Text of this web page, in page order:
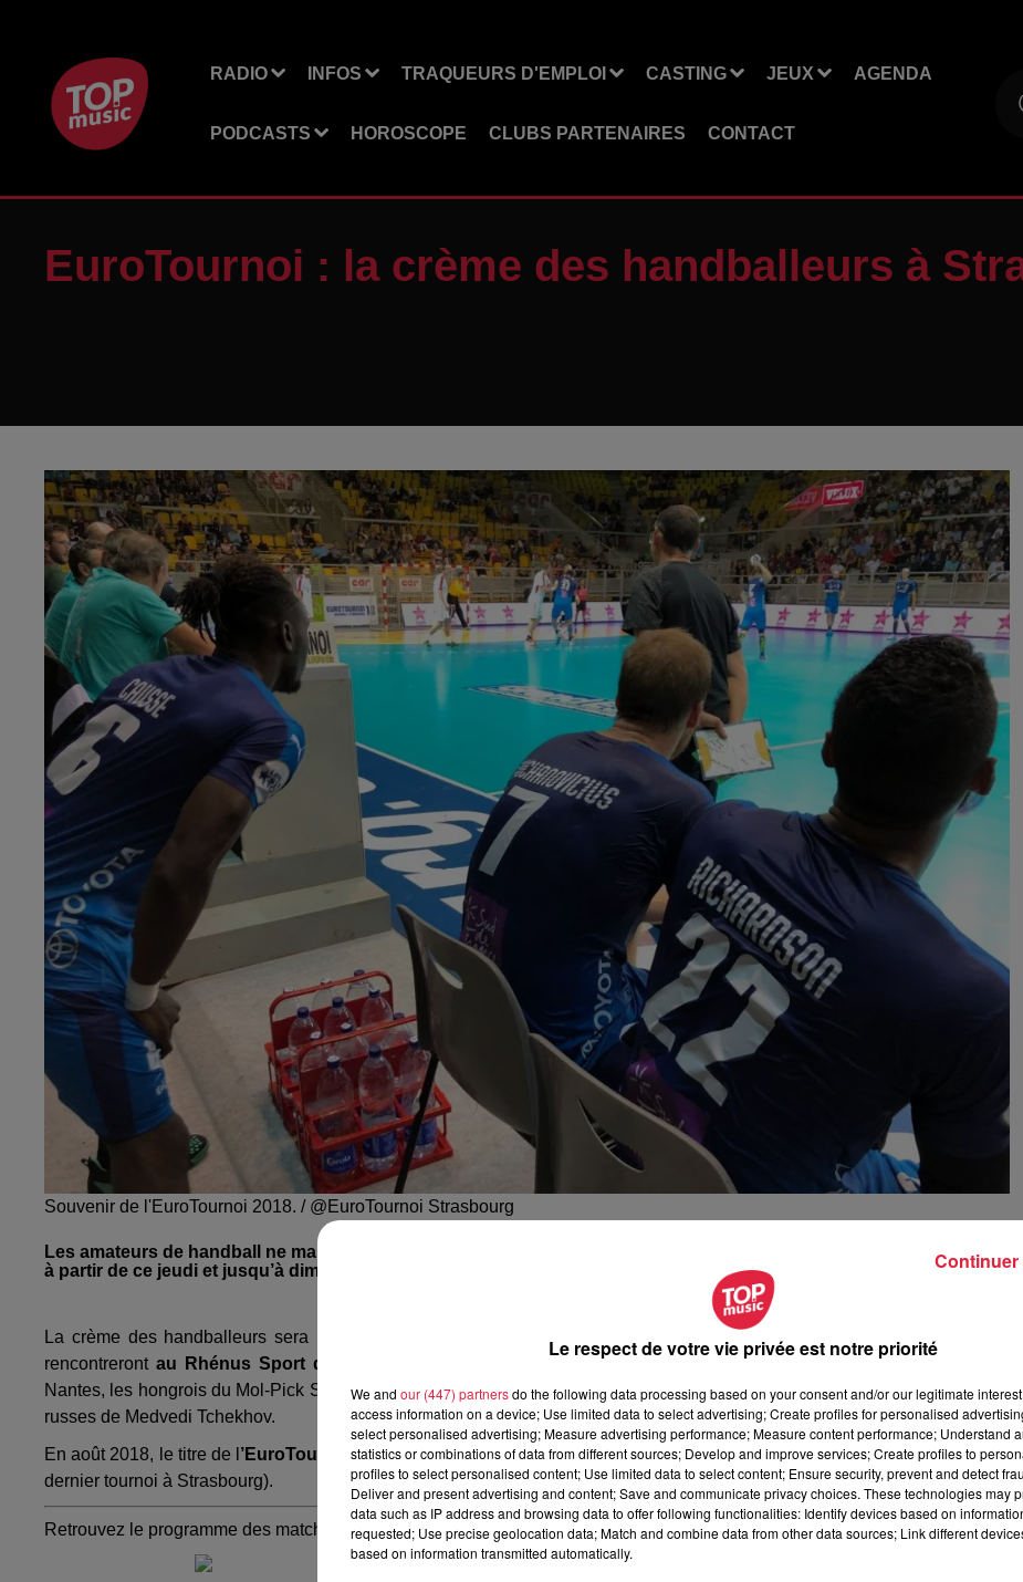
RADIO INFOS TRAQUEURS D'EMPLOI CASTING JEUX AGENDA
PODCASTS HOROSCOPE CLUBS PARTENAIRES CONTACT
EuroTournoi : la crème des handballeurs à
Souvenir de l'EuroTournoi 2018. / @EuroTournoi Strasbourg
Les amateurs de handball ne manqueront ce rendez-vous pour rien au monde : l’EuroTournoi revient à Strasbourg,
à partir de ce jeudi et jusqu’à dimanche.
La crème des handballeurs sera présente dans la capitale alsacienne.
du plus haut niveau européen se
rencontrerontau Rhénus Sport de Strasbourg
: les norvégiens de l’Elverum Handball Herrer, les français de l’HBC
Nantes, les hongrois du Mol-Pick Szeged, les joueurs du Montpellier Handball, les portugais du SL Benfica Lisbonne et les
russes de Medvedi Tchekhov.
En août 2018, le titre de l ’EuroTournoi avait été remporté par le Paris Saint-Germain(et Thierry Omeyer qui jouait là son
dernier tournoi à Strasbourg).
Retrouvez le programme des matchs : ici.
Le respect de votre vie privée est notre priorité
We and our (447) partnersdo the following data processing based on your consent and/or our legitimate
access information on a device; Use limited data to select advertising; Create profiles for personalised
select personalised advertising; Measure advertising performance; Measure content performance; Understand
statistics or combinations of data from different sources; Develop and improve services; Create profiles to
profiles to select personalised content; Use limited data to select content; Ensure security, prevent and detect
Deliver and present advertising and content; Save and communicate privacy choices. These technologies may
data such as IP address and browsing data to offer following functionalities: Identify devices based on
requested; Use precise geolocation data; Match and combine data from other data sources; Link different
based on information transmitted automatically.